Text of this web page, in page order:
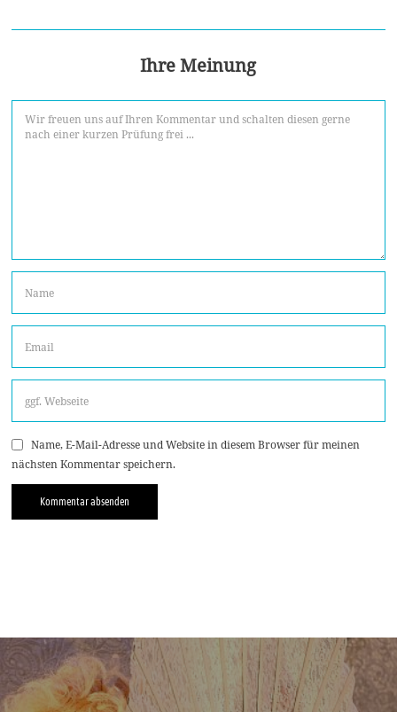
Ihre Meinung
Name, E-Mail-Adresse und Website in diesem Browser für meinen
nächsten Kommentar speichern.